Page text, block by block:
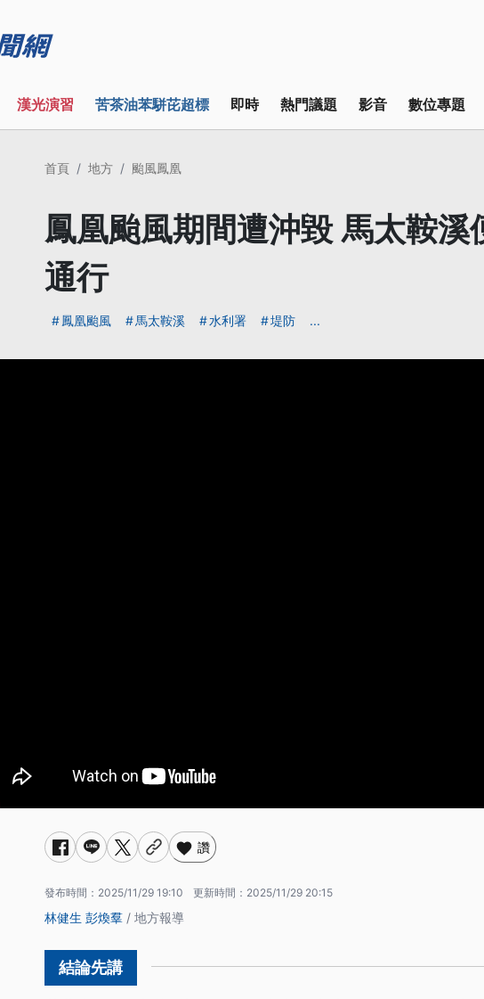
漢光演習 苦茶油苯駢芘超標 即時 熱門議題 影音 數位專題
首頁 地方 颱風鳳凰
鳳凰颱風期間遭沖毀 馬太鞍溪
通行
鳳凰颱風 馬太鞍溪 水利署 堤防 ...
讚
發布時間： 2025/11/29 19:10 更新時間： 2025/11/29 20:15
林健生 彭煥羣 / 地方報導